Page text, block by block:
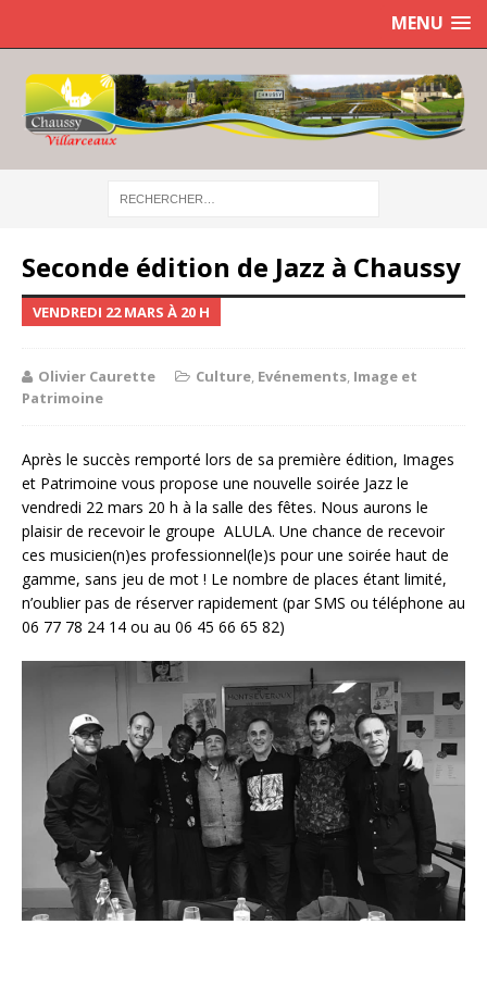
MENU
Seconde édition de Jazz à Chaussy
VENDREDI 22 MARS À 20 H
Olivier Caurette Culture, Evénements, Image et
Patrimoine
Après le succès remporté lors de sa première édition, Images
et Patrimoine vous propose une nouvelle soirée Jazz le
vendredi 22 mars 20 h à la salle des fêtes. Nous aurons le
plaisir de recevoir le groupe ALULA. Une chance de recevoir
ces musicien(n)es professionnel(le)s pour une soirée haut de
gamme, sans jeu de mot ! Le nombre de places étant limité,
n’oublier pas de réserver rapidement (par SMS ou téléphone au
06 77 78 24 14 ou au 06 45 66 65 82)